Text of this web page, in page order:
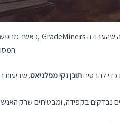
שהעבודה
המסופקת עומדת בסטנדרטים הגבוהים ביותר.
להבטיחתוכן נקי מפלגיאט